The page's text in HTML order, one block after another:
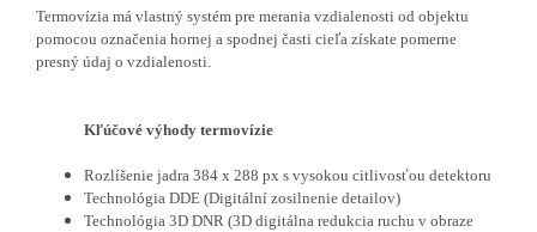
Termovízia má vlastný systém pre merania vzdialenosti od objektu
pomocou označenia hornej a spodnej časti cieľa získate pomerne
presný údaj o vzdialenosti.
Kľúčové výhody termovízie
Rozlíšenie jadra 384 x 288 px s vysokou citlivosťou detektoru
Technológia DDE (Digitální zosilnenie detailov)
Technológia 3D DNR (3D digitálna redukcia ruchu v obraze